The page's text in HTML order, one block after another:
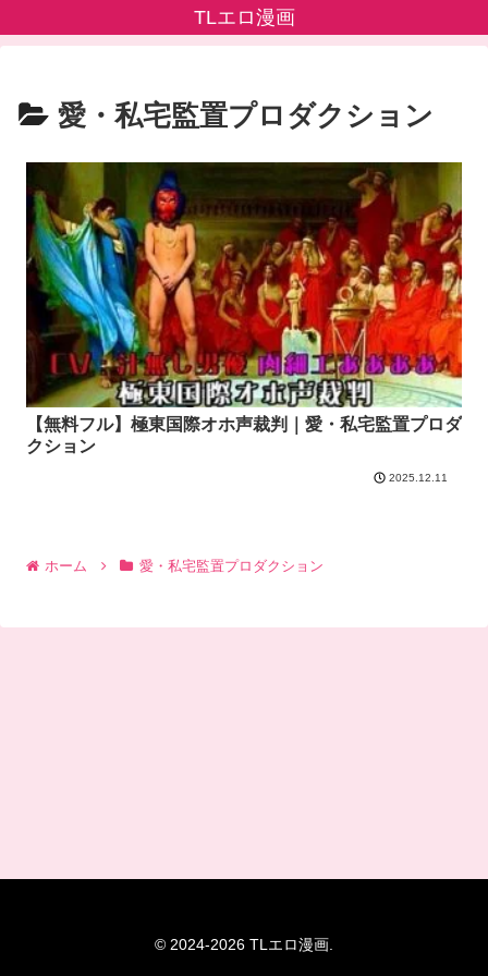
TLエロ漫画
愛・私宅監置プロダクション
【無料フル】極東国際オホ声裁判｜愛・私宅監置プロダ
クション
2025.12.11
ホーム 愛・私宅監置プロダクション
© 2024-2026 TLエロ漫画.